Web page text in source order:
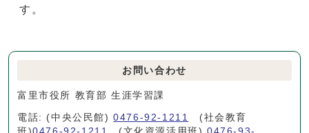
す。
お問い合わせ
富里市役所 教育部 生涯学習課
電話: (中央公民館)0476-92-1211 (社会教育